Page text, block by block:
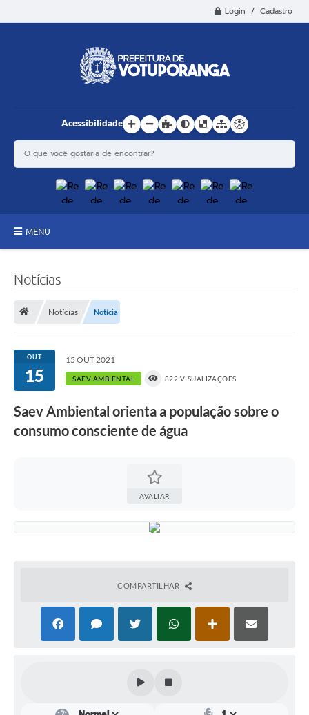
Login / Cadastro
Acessibilidade
MENU
A História
Notícias
Perguntas Frequentes
Notícias
Notícias Notícia
OUT
15
15 OUT 2021
SAEV AMBIENTAL 822 VISUALIZAÇÕES
Saev Ambiental orienta a população sobre o
consumo consciente de água
AVALIAR
COMPARTILHAR